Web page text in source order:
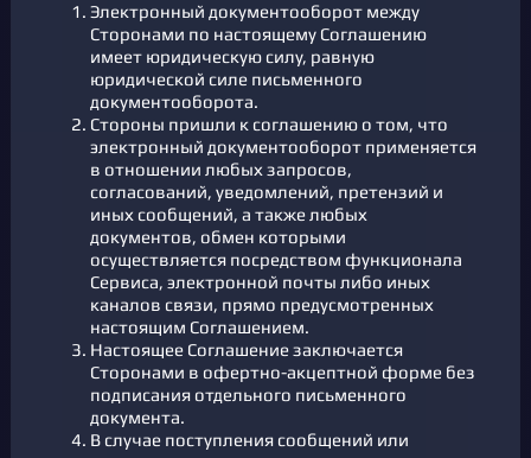
Электронный документооборот между
Сторонами по настоящему Соглашению
имеет юридическую силу, равную
юридической силе письменного
документооборота.
Стороны пришли к соглашению о том, что
электронный документооборот применяется
в отношении любых запросов,
согласований, уведомлений, претензий и
иных сообщений, а также любых
документов, обмен которыми
осуществляется посредством функционала
Сервиса, электронной почты либо иных
каналов связи, прямо предусмотренных
настоящим Соглашением.
Настоящее Соглашение заключается
Сторонами в офертно-акцептной форме без
подписания отдельного письменного
документа.
В случае поступления сообщений или